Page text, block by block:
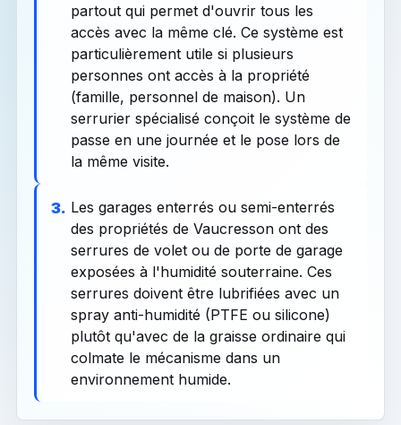
partout qui permet d'ouvrir tous les
accès avec la même clé. Ce système est
particulièrement utile si plusieurs
personnes ont accès à la propriété
(famille, personnel de maison). Un
serrurier spécialisé conçoit le système de
passe en une journée et le pose lors de
la même visite.
3. Les garages enterrés ou semi-enterrés
des propriétés de Vaucresson ont des
serrures de volet ou de porte de garage
exposées à l'humidité souterraine. Ces
serrures doivent être lubrifiées avec un
spray anti-humidité (PTFE ou silicone)
plutôt qu'avec de la graisse ordinaire qui
colmate le mécanisme dans un
environnement humide.